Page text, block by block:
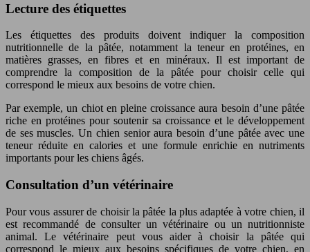
Lecture des étiquettes
Les étiquettes des produits doivent indiquer la composition
nutritionnelle de la pâtée, notamment la teneur en protéines, en
matières grasses, en fibres et en minéraux. Il est important de
comprendre la composition de la pâtée pour choisir celle qui
correspond le mieux aux besoins de votre chien.
Par exemple, un chiot en pleine croissance aura besoin d’une pâtée
riche en protéines pour soutenir sa croissance et le développement
de ses muscles. Un chien senior aura besoin d’une pâtée avec une
teneur réduite en calories et une formule enrichie en nutriments
importants pour les chiens âgés.
Consultation d’un vétérinaire
Pour vous assurer de choisir la pâtée la plus adaptée à votre chien, il
est recommandé de consulter un vétérinaire ou un nutritionniste
animal. Le vétérinaire peut vous aider à choisir la pâtée qui
correspond le mieux aux besoins spécifiques de votre chien, en